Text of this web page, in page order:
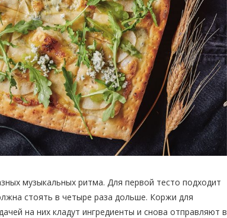
музыкальных ритма. Для первой тесто подходит
стоять в четыре раза дольше. Коржи для
на них кладут ингредиенты и снова отправляют в